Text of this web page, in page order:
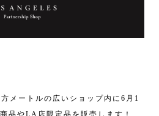
メートルの広いショップ内に6月1
品やLA店限定品を販売します！